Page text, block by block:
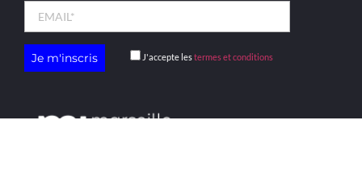
J'accepte lestermes et conditions